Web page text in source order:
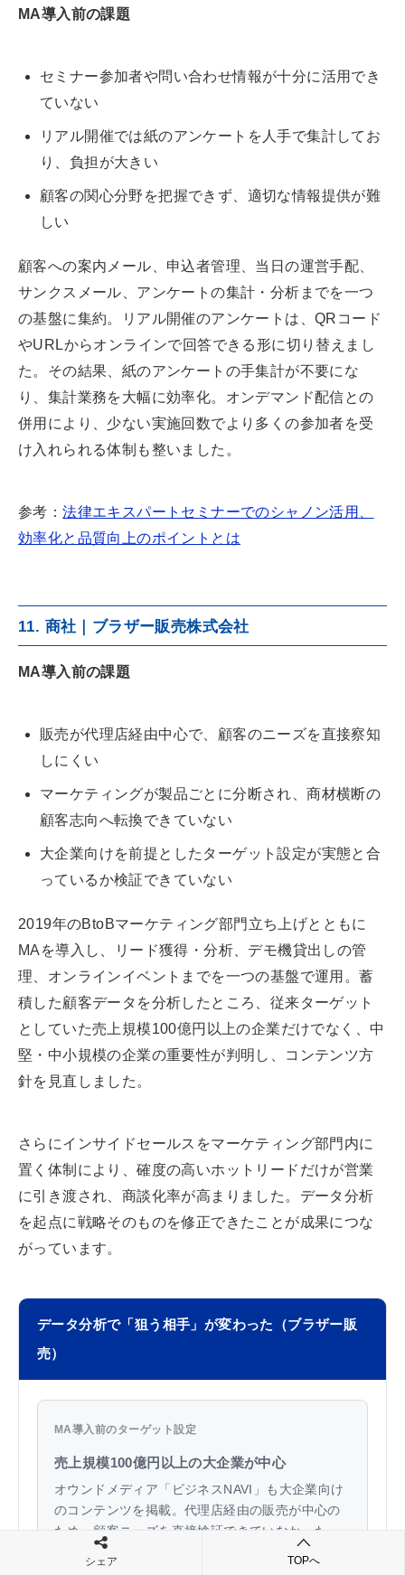
MA導入前の課題
セミナー参加者や問い合わせ情報が十分に活用でき
ていない
リアル開催では紙のアンケートを人手で集計してお
り、負担が大きい
顧客の関心分野を把握できず、適切な情報提供が難
しい
顧客への案内メール、申込者管理、当日の運営手配、
サンクスメール、アンケートの集計・分析までを一つ
の基盤に集約。リアル開催のアンケートは、QRコード
やURLからオンラインで回答できる形に切り替えまし
た。その結果、紙のアンケートの手集計が不要にな
り、集計業務を大幅に効率化。オンデマンド配信との
併用により、少ない実施回数でより多くの参加者を受
け入れられる体制も整いました。
参考：法律エキスパートセミナーでのシャノン活用、
効率化と品質向上のポイントとは
11. 商社｜ブラザー販売株式会社
MA導入前の課題
販売が代理店経由中心で、顧客のニーズを直接察知
しにくい
マーケティングが製品ごとに分断され、商材横断の
顧客志向へ転換できていない
大企業向けを前提としたターゲット設定が実態と合
っているか検証できていない
2019年のBtoBマーケティング部門立ち上げとともに
MAを導入し、リード獲得・分析、デモ機貸出しの管
理、オンラインイベントまでを一つの基盤で運用。蓄
積した顧客データを分析したところ、従来ターゲット
としていた売上規模100億円以上の企業だけでなく、中
堅・中小規模の企業の重要性が判明し、コンテンツ方
針を見直しました。
さらにインサイドセールスをマーケティング部門内に
置く体制により、確度の高いホットリードだけが営業
に引き渡され、商談化率が高まりました。データ分析
を起点に戦略そのものを修正できたことが成果につな
がっています。
データ分析で「狙う相手」が変わった（ブラザー販
売）
MA導入前のターゲット設定
売上規模100億円以上の大企業が中心
オウンドメディア「ビジネスNAVI」も大企業向け
のコンテンツを掲載。代理店経由の販売が中心の
ため、顧客ニーズを直接検証できていなかった。
シェア TOPへ